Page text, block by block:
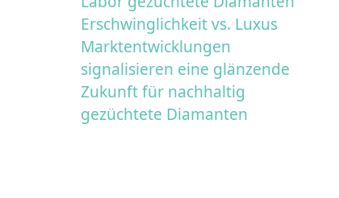
Erschwinglichkeit vs. Luxus
Marktentwicklungen
signalisieren eine glänzende
Zukunft für nachhaltig
gezüchtete Diamanten